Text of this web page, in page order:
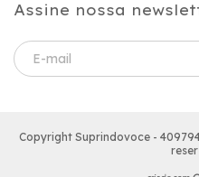
Assine nossa
Copyright Suprindovoce -